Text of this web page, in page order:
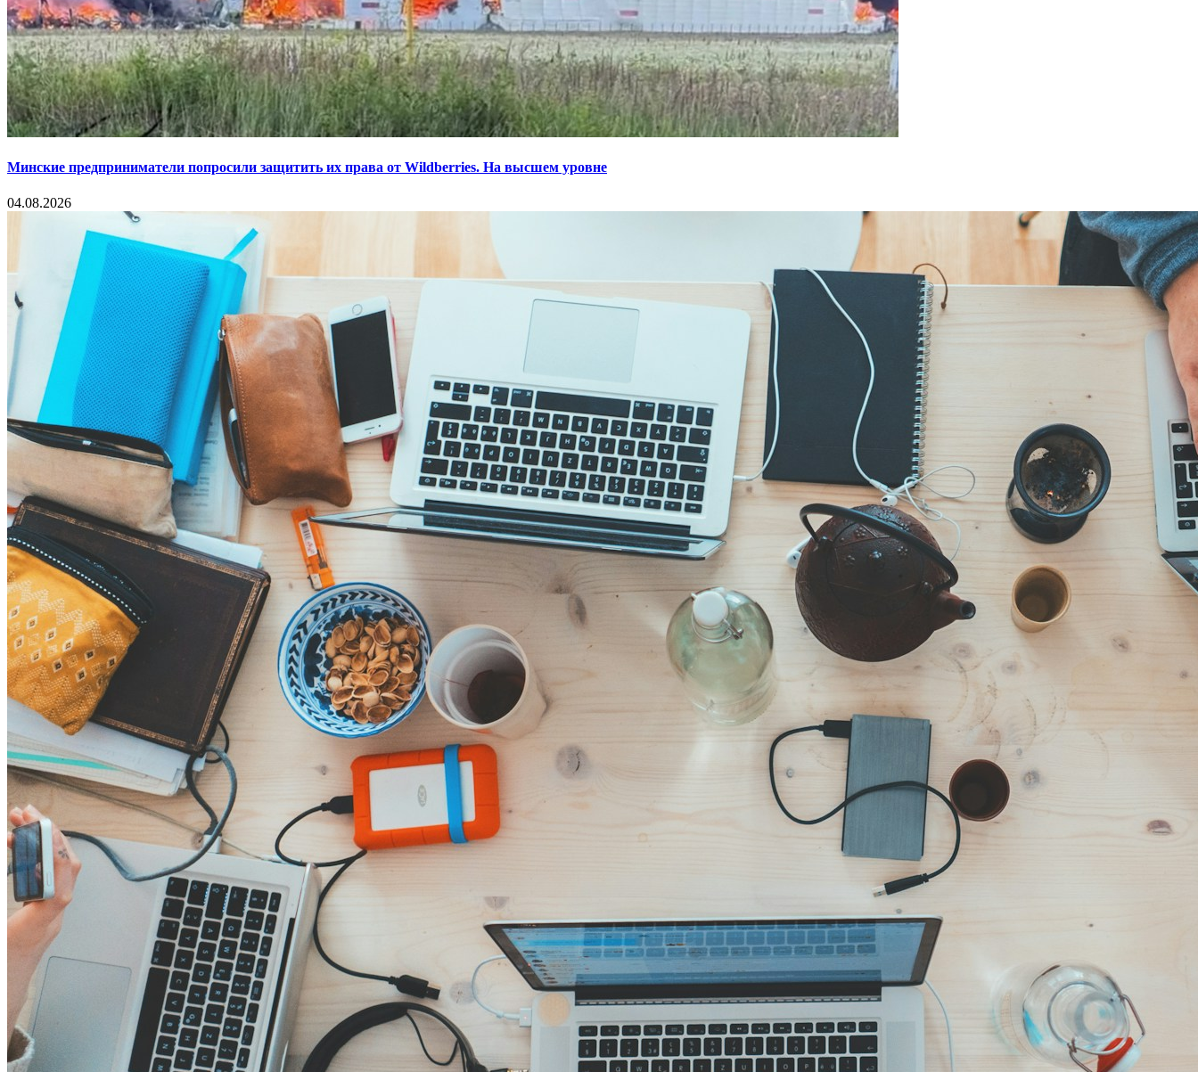
Минские предприниматели попросили защитить их права от Wildberries. На высшем уровне
04.08.2026